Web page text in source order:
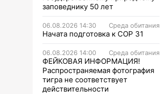
заповеднику 50 лет
06.08.2026 14:30 Среда обитания
Начата подготовка к СОР 31
06.08.2026 14:00 Среда обитания
ФЕЙКОВАЯ ИНФОРМАЦИЯ!
Распространяемая фотография
тигра не соответствует
действительности